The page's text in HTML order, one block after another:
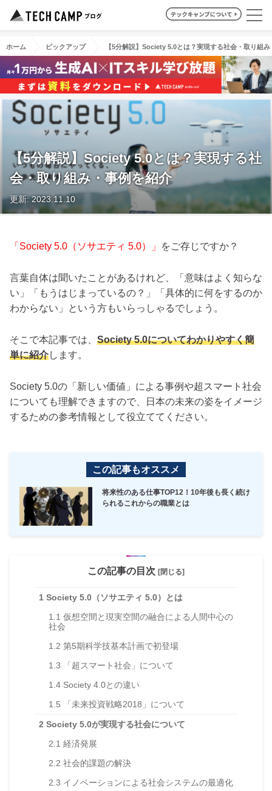
ホーム ピックアップ 【5分解説】Society 5.0とは？実現する社会・取り組
【5分解説】Society 5.0とは？実現する社
会・取り組み・事例を紹介
更新: 2023.11.10
「Society 5.0（ソサエティ 5.0）」 をご存じですか？
言葉自体は聞いたことがあるけれど、「意味はよく知らな
い」「もうはじまっているの？」「具体的に何をするのか
わからない」という方もいらっしゃるでしょう。
そこで本記事では、 Society 5.0についてわかりやすく簡
単に紹介します。
Society 5.0の「新しい価値」による事例や超スマート社会
についても理解できますので、日本の未来の姿をイメージ
するための参考情報として役立ててください。
この記事もオススメ
将来性のある仕事TOP12！10年後も長く続け
られるこれからの職業とは
この記事の目次 [閉じる]
1 Society 5.0（ソサエティ 5.0）とは
1.1 仮想空間と現実空間の融合による人間中心の
社会
1.2 第5期科学技基本計画で初登場
1.3 「超スマート社会」について
1.4 Society 4.0との違い
1.5 「未来投資戦略2018」について
2 Society 5.0が実現する社会について
2.1 経済発展
2.2 社会的課題の解決
2.3 イノベーションによる社会システムの最適化